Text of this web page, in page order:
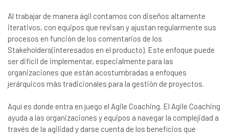
Al trabajar de manera ágil contamos con diseños altamente
iterativos, con equipos que revisan y ajustan regularmente sus
procesos en función de los comentarios de los
Stakeholders(interesados en el producto). Este enfoque puede
ser difícil de implementar, especialmente para las
organizaciones que están acostumbradas a enfoques
jerárquicos más tradicionales para la gestión de proyectos.
Aquí es donde entra en juego el Agile Coaching. El Agile Coaching
ayuda a las organizaciones y equipos a navegar la complejidad a
través de la agilidad y darse cuenta de los beneficios que